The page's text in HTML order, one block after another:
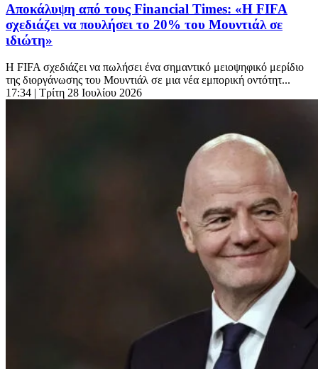
Αποκάλυψη από τους Financial Times: «Η FIFA
σχεδιάζει να πουλήσει το 20% του Μουντιάλ σε
ιδιώτη»
Η FIFA σχεδιάζει να πωλήσει ένα σημαντικό μειοψηφικό μερίδιο
της διοργάνωσης του Μουντιάλ σε μια νέα εμπορική οντότητ...
17:34 | Τρίτη 28 Ιουλίου 2026